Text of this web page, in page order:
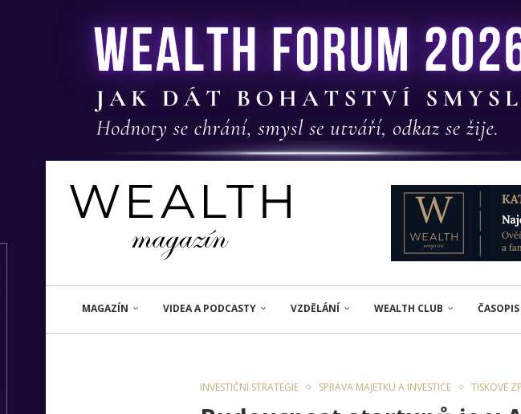
MAGAZÍN VIDEA A PODCASTY VZDĚLÁNÍ WEALTH CLUB ČASOPIS
INVESTIČNÍ STRATEGIE SPRÁVA MAJETKU A INVESTICE TISKOVÉ